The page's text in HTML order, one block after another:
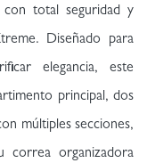
con total seguridad y
Diseñado para
elegancia, este
principal, dos
múltiples secciones,
correa organizadora